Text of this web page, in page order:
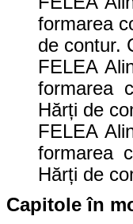
formarea
de contur.
FELEA
formarea
Hărți de
FELEA
formarea
Hărți de
Capitole în